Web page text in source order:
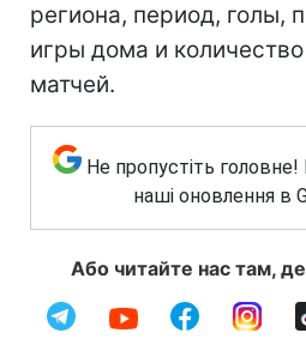
региона, период, голы,
игры дома и
матчей.
Не пропустіть головне!
наші оновлення в
Або читайте нас там,